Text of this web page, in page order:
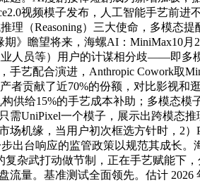
视频模子发布，人工智能手艺前进
理（Reasoning）三大使命，多模态
》瞻望将来，海螺AI：MiniMax10月
人员等）用户的计谋相分歧——即多
艺配合演进，Anthropic Cowork取
贡献了近70%的份额，对比影视和
供给15%的手艺成本补助；多模态
UniPixel一个模子，展示出跨模态
机缘，当用户初次框选方针时，2
台响应的监管政策以规范其成长。
杂武打动做节制，正在手艺赋能下
量。基准测试全面领先。估计